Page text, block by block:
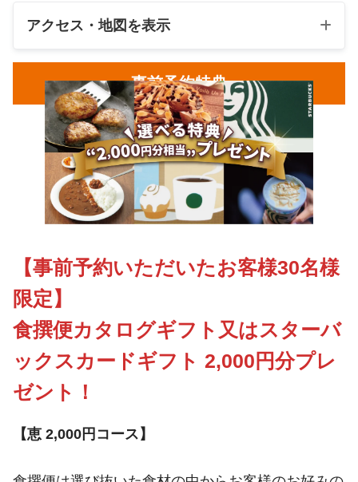
アクセス・地図を表示
事前予約特典
【事前予約いただいたお客様30名様
限定】
食撰便カタログギフト又はスターバ
ックスカードギフト 2,000円分プレ
ゼント！
【恵 2,000円コース】